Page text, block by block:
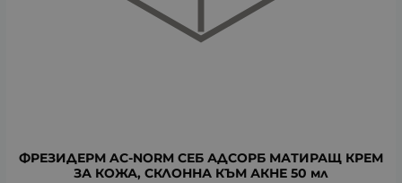
ФРЕЗИДЕРМ AC-NORM СЕБ АДСОРБ МАТИРАЩ КРЕМ
ЗА КОЖА, СКЛОННА КЪМ АКНЕ 50 мл